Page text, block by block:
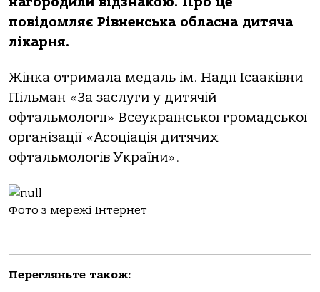
повідомляє Рівненська обласна дитяча
лікарня.
Жінка отримала медаль ім. Надії Ісааківни
Пільман «За заслуги у дитячій
офтальмології» Всеукраїнської громадської
організації «Асоціація дитячих
офтальмологів України».
Фото з мережі Інтернет
Перегляньте також: